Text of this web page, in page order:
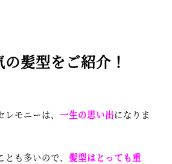
髪型をご紹介！
レモニーは、一生の思い出になりま
とも多いので、髪型はとっても重